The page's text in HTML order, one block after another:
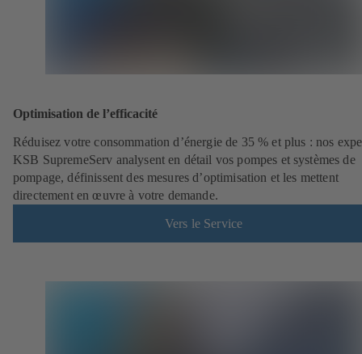
Optimisation de l’efficacité
Réduisez votre consommation d’énergie de 35 % et plus : nos
KSB SupremeServ analysent en détail vos pompes et systèmes de
pompage, définissent des mesures d’optimisation et les mettent
directement en œuvre à votre demande.
Vers le Service